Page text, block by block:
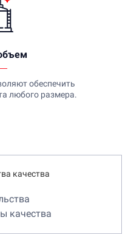
обеспечить
любого размера.
качества